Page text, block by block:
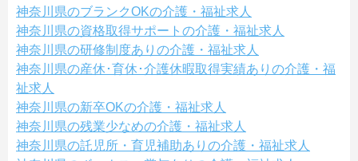
神奈川県のブランクOKの介護・福祉求人
神奈川県の資格取得サポートの介護・福祉求人
神奈川県の研修制度ありの介護・福祉求人
神奈川県の産休･育休･介護休暇取得実績ありの介護・福
祉求人
神奈川県の新卒OKの介護・福祉求人
神奈川県の残業少なめの介護・福祉求人
神奈川県の託児所・育児補助ありの介護・福祉求人